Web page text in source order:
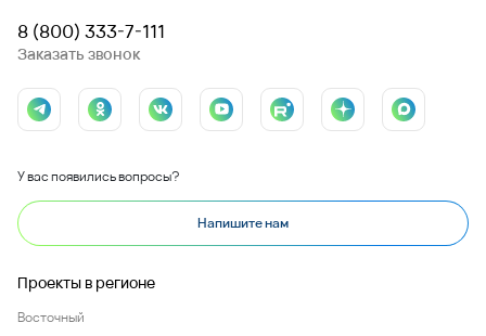
8 (800) 333-7-111
Заказать звонок
У вас появились вопросы?
Напишите нам
Проекты в регионе
Восточный